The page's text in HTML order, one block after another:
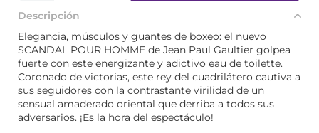
Descripción
Elegancia, músculos y guantes de boxeo: el nuevo
SCANDAL POUR HOMME de Jean Paul Gaultier golpea
fuerte con este energizante y adictivo eau de toilette.
Coronado de victorias, este rey del cuadrilátero cautiva a
sus seguidores con la contrastante virilidad de un
sensual amaderado oriental que derriba a todos sus
adversarios. ¡Es la hora del espectáculo!